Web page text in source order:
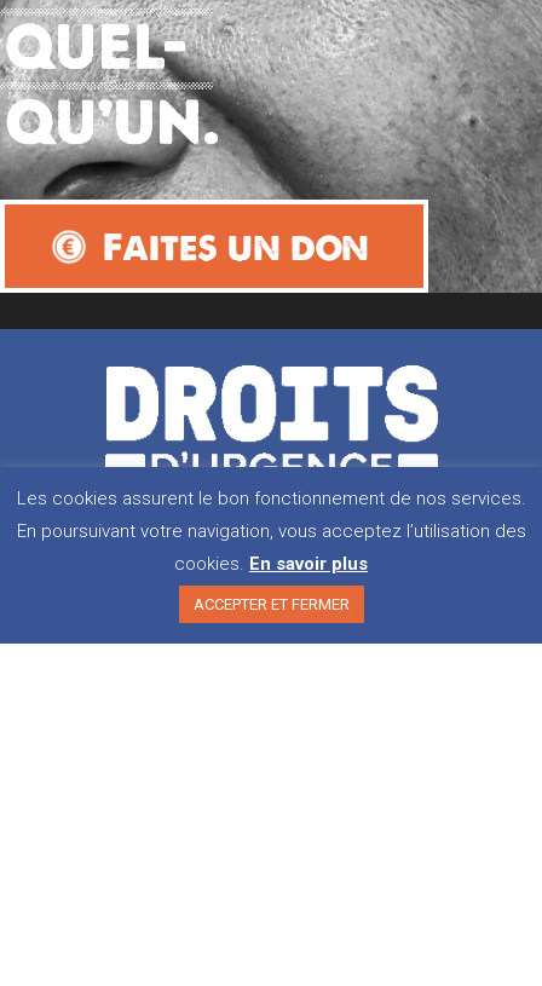
Faites un don
5 rue du Buisson Saint-Louis
75010 Paris
Les cookies assurent le bon fonctionnement de nos services.
En poursuivant votre navigation, vous acceptez l’utilisation des
cookies. En savoir plus
ACCEPTER ET FERMER